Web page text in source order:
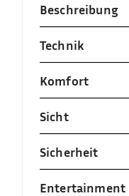
Beschreibung
Technik
Komfort
Sicht
Sicherheit
Entertainment